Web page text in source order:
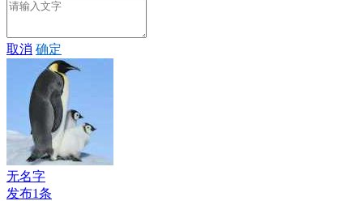
取消 确定
无名字
发布1条